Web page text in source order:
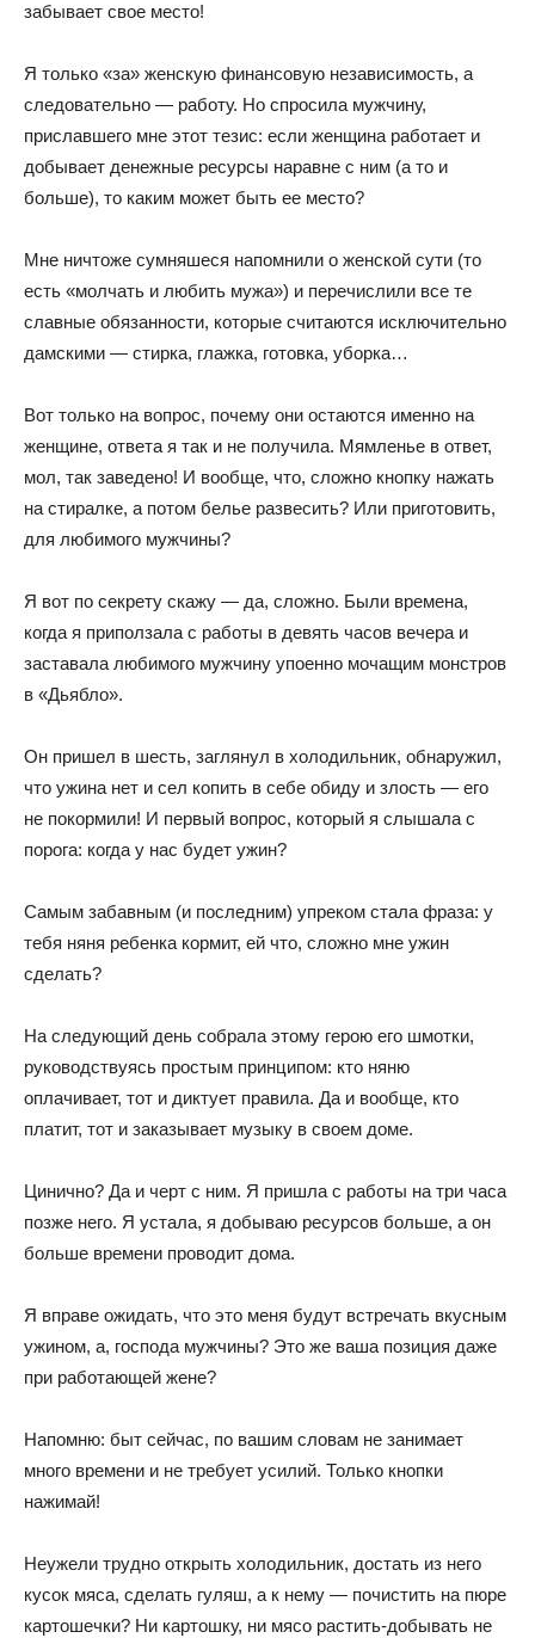
забывает свое место!
Я только «за» женскую финансовую независимость, а
следовательно — работу. Но спросила мужчину,
приславшего мне этот тезис: если женщина работает и
добывает денежные ресурсы наравне с ним (а то и
больше), то каким может быть ее место?
Мне ничтоже сумняшеся напомнили о женской сути (то
есть «молчать и любить мужа») и перечислили все те
славные обязанности, которые считаются исключительно
дамскими — стирка, глажка, готовка, уборка…
Вот только на вопрос, почему они остаются именно на
женщине, ответа я так и не получила. Мямленье в ответ,
мол, так заведено! И вообще, что, сложно кнопку нажать
на стиралке, а потом белье развесить? Или приготовить,
для любимого мужчины?
Я вот по секрету скажу — да, сложно. Были времена,
когда я приползала с работы в девять часов вечера и
заставала любимого мужчину упоенно мочащим монстров
в «Дьябло».
Он пришел в шесть, заглянул в холодильник, обнаружил,
что ужина нет и сел копить в себе обиду и злость — его
не покормили! И первый вопрос, который я слышала с
порога: когда у нас будет ужин?
Самым забавным (и последним) упреком стала фраза: у
тебя няня ребенка кормит, ей что, сложно мне ужин
сделать?
На следующий день собрала этому герою его шмотки,
руководствуясь простым принципом: кто няню
оплачивает, тот и диктует правила. Да и вообще, кто
платит, тот и заказывает музыку в своем доме.
Цинично? Да и черт с ним. Я пришла с работы на три часа
позже него. Я устала, я добываю ресурсов больше, а он
больше времени проводит дома.
Я вправе ожидать, что это меня будут встречать вкусным
ужином, а, господа мужчины? Это же ваша позиция даже
при работающей жене?
Напомню: быт сейчас, по вашим словам не занимает
много времени и не требует усилий. Только кнопки
нажимай!
Неужели трудно открыть холодильник, достать из него
кусок мяса, сделать гуляш, а к нему — почистить на пюре
картошечки? Ни картошку, ни мясо растить-добывать не